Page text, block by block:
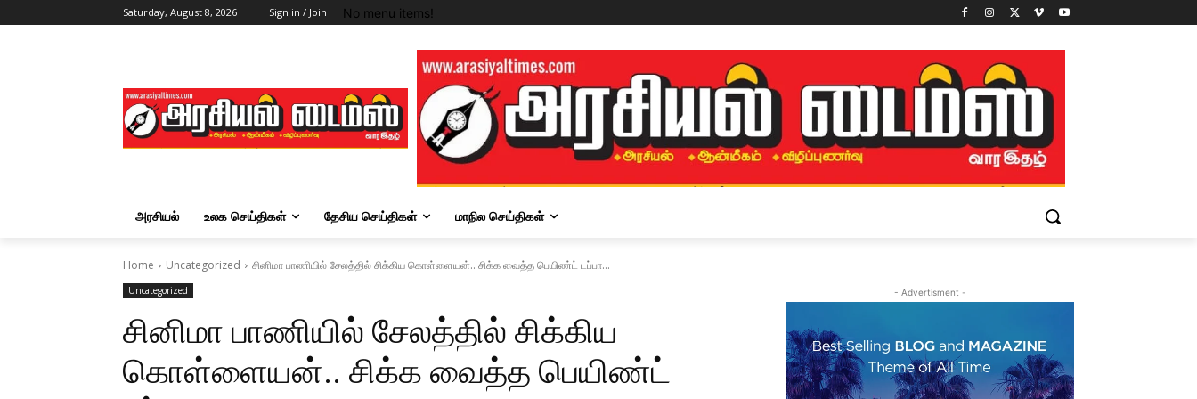
Saturday, August 8, 2026 Sign in / Join No menu items!
அரசியல் உலக செய்திகள் தேசிய செய்திகள் மாநில செய்திகள்
Home Uncategorized சினிமா பாணியில் சேலத்தில் சிக்கிய கொள்ளையன்.. சிக்க வைத்த பெயிண்ட் டப்பா...
Uncategorized
சினிமா பாணியில் சேலத்தில் சிக்கிய
கொள்ளையன்.. சிக்க வைத்த பெயிண்ட்
- Advertisment -